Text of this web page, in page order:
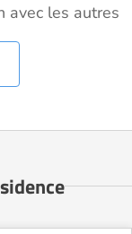
avec les autres